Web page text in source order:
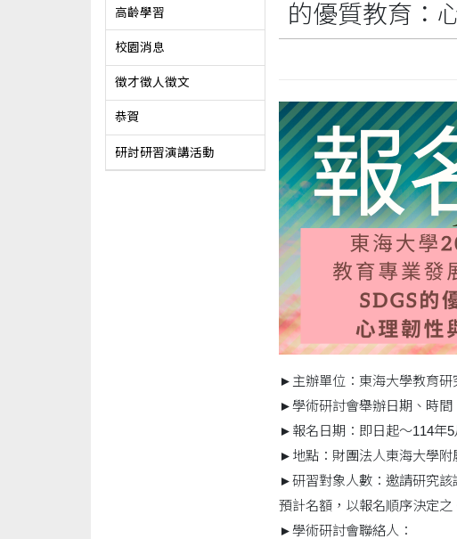
高齡學習
校園消息
徵才徵人徵文
恭賀
研討研習演講活動
的優質教育：
►主辦單位：東海大學教育研
►學術研討會舉辦日期、時間
►報名日期：即日起～114年5
►地點：財團法人東海大學附
►研習對象人數：邀請研究該
預計名額，以報名順序決定之
►學術研討會聯絡人：